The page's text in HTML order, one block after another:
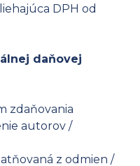
DPH od
daňovej
zdaňovania
autorov /
z odmien /